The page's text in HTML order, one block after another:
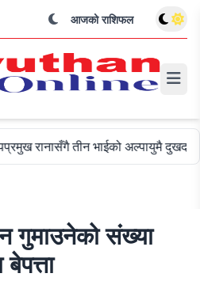
आजको राशिफल
तीन भाईको अल्पायुमै दुखद निधन
गुमाउनेको संख्या